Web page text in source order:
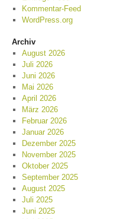
Kommentar-Feed
WordPress.org
Archiv
August 2026
Juli 2026
Juni 2026
Mai 2026
April 2026
März 2026
Februar 2026
Januar 2026
Dezember 2025
November 2025
Oktober 2025
September 2025
August 2025
Juli 2025
Juni 2025